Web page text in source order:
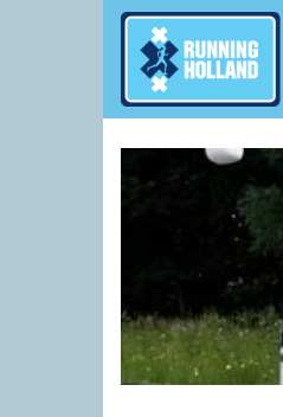
Overslaan en naar de inhoud gaan